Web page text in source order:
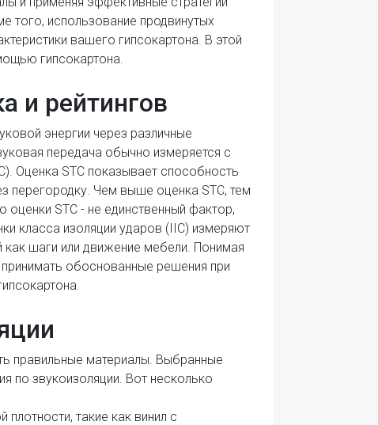
того, использование продвинутых
вашего гипсокартона. В этой
гипсокартона.
и рейтингов
энергии через различные
передача обычно измеряется с
Оценка STC показывает способность
перегородку. Чем выше оценка STC, тем
оценки STC - не единственный фактор,
класса изоляции ударов (IIC) измеряют
шаги или движение мебели. Понимая
обоснованные решения при
правильные материалы. Выбранные
по звукоизоляции. Вот несколько
такие как винил с